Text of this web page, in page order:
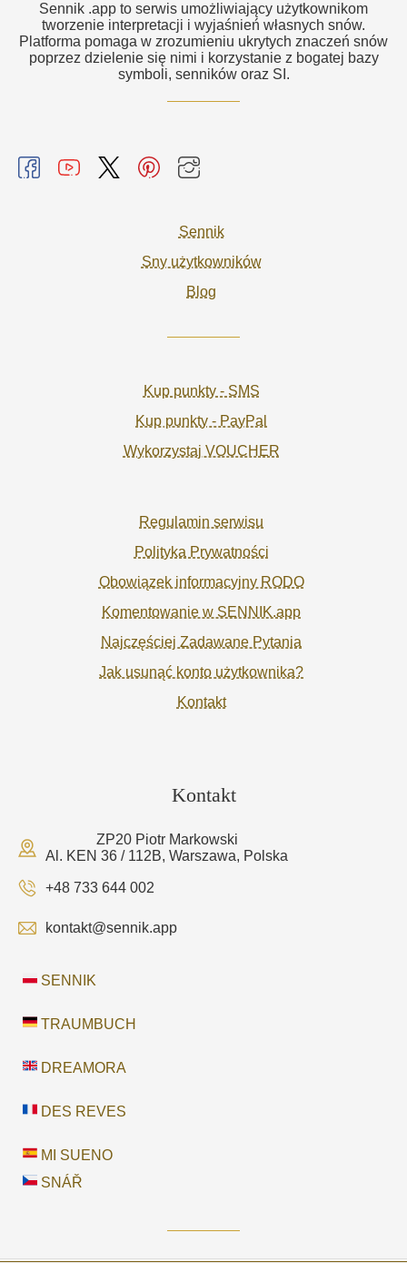
Sennik .app to serwis umożliwiający użytkownikom
tworzenie interpretacji i wyjaśnień własnych snów.
Platforma pomaga w zrozumieniu ukrytych znaczeń snów
poprzez dzielenie się nimi i korzystanie z bogatej bazy
symboli, senników oraz SI.
Sennik
Sny użytkowników
Blog
Kup punkty - SMS
Kup punkty - PayPal
Wykorzystaj VOUCHER
Regulamin serwisu
Polityka Prywatności
Obowiązek informacyjny RODO
Komentowanie w SENNIK.app
Najczęściej Zadawane Pytania
Jak usunąć konto użytkownika?
Kontakt
Kontakt
ZP20 Piotr Markowski
Al. KEN 36 / 112B, Warszawa, Polska
+48 733 644 002
kontakt@sennik.app
SENNIK
TRAUMBUCH
DREAMORA
DES REVES
MI SUENO
SNÁŘ